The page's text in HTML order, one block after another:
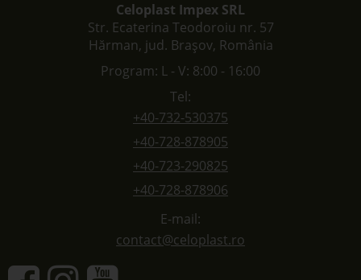
Celoplast Impex SRL
Str. Ecaterina Teodoroiu nr. 57
Hărman, jud. Brașov, România
Program: L - V: 8:00 - 16:00
Tel:
+40-732-530375
+40-728-878905
+40-723-290825
+40-728-878906
E-mail:
contact@celoplast.ro